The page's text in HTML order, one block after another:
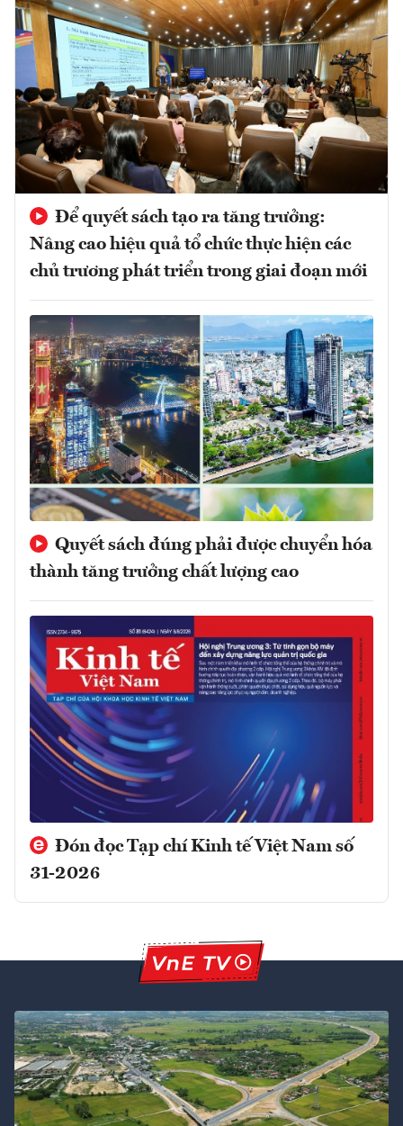
Để quyết sách tạo ra tăng trưởng:
Nâng cao hiệu quả tổ chức thực hiện các
chủ trương phát triển trong giai đoạn mới
Quyết sách đúng phải được chuyển hóa
thành tăng trưởng chất lượng cao
Đón đọc Tạp chí Kinh tế Việt Nam số
31-2026